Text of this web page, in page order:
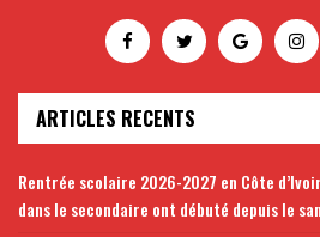
ARTICLES RECENTS
Rentrée scolaire 2026-2027 en Côte
dans le secondaire ont débuté depuis le